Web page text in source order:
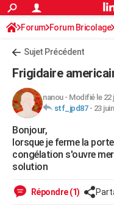
ACTUALITÉS
Politique
Société
Faits Divers
Education
Monde
Villes
+
FINANCE
Retraite
Impôts
Epargne
Immobilier
Risques naturels par ville
Banque
Assurance
Crédit
AUTO
Essais
Réserver un essai
Citadines
Berlines
SUV
Forum auto
+HIGH-TECH
Mobiles
Meilleur smartphone
Internet
Ordinateurs
Jeux vidéo
Guide high-tech
+BRICOLAGE
Forum
Aménagement intérieur
Extérieur
Cuisine
Salle de bains
Jardinage
Rangement
WEEK-END
Forum Forum Bricolage
Sujet Précédent
Frigidaire
nanou- Modifié le 22
stf_jpd87- 23
Bonjour,
lorsque je ferme la
congélation s'ouvre
solution
Répondre (1)